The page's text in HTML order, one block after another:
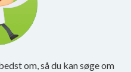
om, så du kan søge om